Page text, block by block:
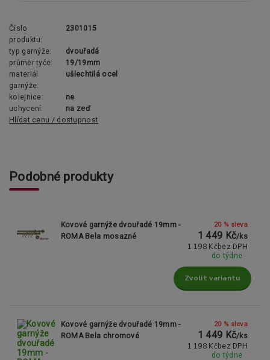
Číslo
produktu:
2301015
typ garnýže:
dvouřadá
průměr tyče:
19/19mm
materiál
garnýže:
ušlechtilá ocel
kolejnice:
ne
uchycení:
na zeď
Hlídat cenu / dostupnost
Podobné produkty
Kovové garnýže dvouřadé 19mm -
ROMA Bela mosazné
20 % sleva
1 449 Kč/ks
1 198 Kč bez DPH
do týdne
Zvolit variantu
Kovové garnýže dvouřadé 19mm -
ROMA Bela chromové
20 % sleva
1 449 Kč/ks
1 198 Kč bez DPH
do týdne